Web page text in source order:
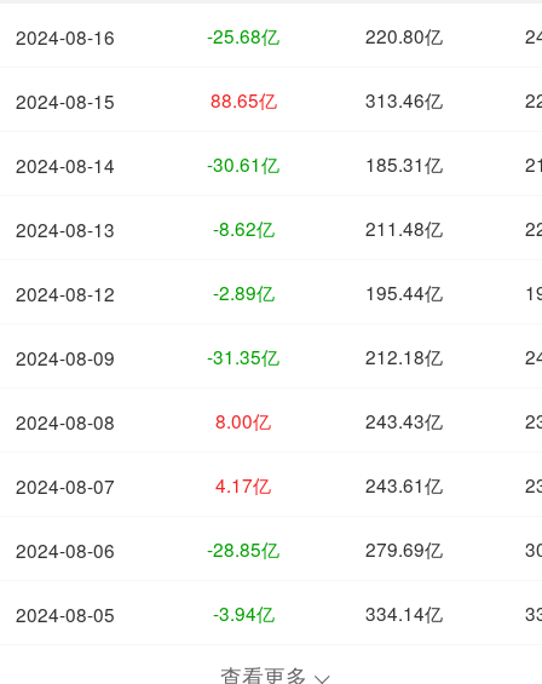
2024-08-16
2024-08-15
2024-08-14
2024-08-13
2024-08-12
2024-08-09
2024-08-08
2024-08-07
2024-08-06
2024-08-05
-25.68亿 220.80亿
88.65亿 313.46亿
-30.61亿 185.31亿
-8.62亿 211.48亿
-2.89亿 195.44亿
-31.35亿 212.18亿
8.00亿 243.43亿
4.17亿 243.61亿
-28.85亿 279.69亿
-3.94亿 334.14亿
查看更多